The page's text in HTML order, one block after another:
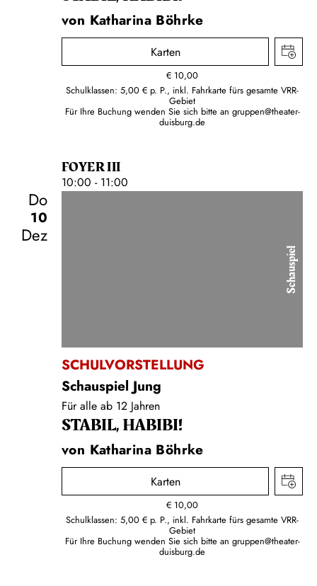
von Katharina Böhrke
Karten
€ 10,00
Schulklassen: 5,00 € p. P., inkl. Fahrkarte fürs gesamte VRR-
Gebiet
Für Ihre Buchung wenden Sie sich bitte an gruppen@theater-
duisburg.de
FOYER III
10:00 - 11:00
Do
10
Dez
Schauspiel
SCHULVORSTELLUNG
Schauspiel Jung
Für alle ab 12 Jahren
STABIL, HABIBI!
von Katharina Böhrke
Karten
€ 10,00
Schulklassen: 5,00 € p. P., inkl. Fahrkarte fürs gesamte VRR-
Gebiet
Für Ihre Buchung wenden Sie sich bitte an gruppen@theater-
duisburg.de